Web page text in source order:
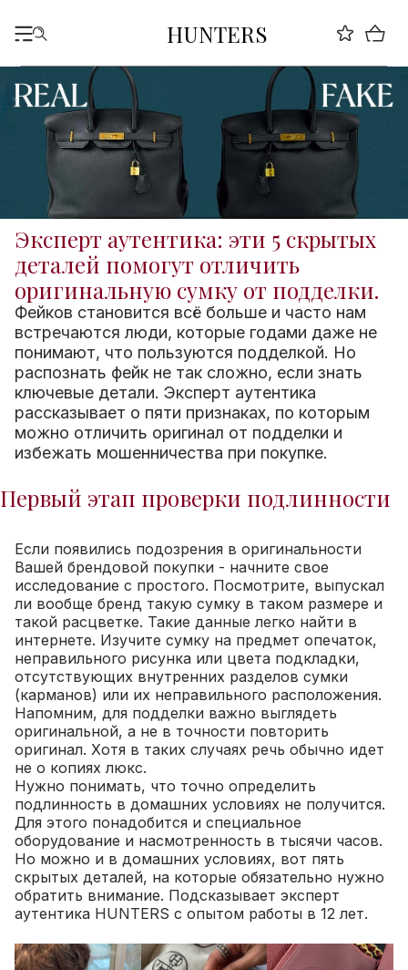
HUNTERS
Эксперт аутентика: эти 5 скрытых
деталей помогут отличить
оригинальную сумку от подделки.
Фейков становится всё больше и часто нам
встречаются люди, которые годами даже не
понимают, что пользуются подделкой. Но
распознать фейк не так сложно, если знать
ключевые детали. Эксперт аутентика
рассказывает о пяти признаках, по которым
можно отличить оригинал от подделки и
избежать мошенничества при покупке.
Первый этап проверки подлинности
Если появились подозрения в оригинальности
Вашей брендовой покупки - начните свое
исследование с простого. Посмотрите, выпускал
ли вообще бренд такую сумку в таком размере и
такой расцветке. Такие данные легко найти в
интернете. Изучите сумку на предмет опечаток,
неправильного рисунка или цвета подкладки,
отсутствующих внутренних разделов сумки
(карманов) или их неправильного расположения.
Напомним, для подделки важно выглядеть
оригинальной, а не в точности повторить
оригинал. Хотя в таких случаях речь обычно идет
не о копиях люкс.
Нужно понимать, что точно определить
подлинность в домашних условиях не получится.
Для этого понадобится и специальное
оборудование и насмотренность в тысячи часов.
Но можно и в домашних условиях, вот пять
скрытых деталей, на которые обязательно нужно
обратить внимание. Подсказывает эксперт
аутентика HUNTERS с опытом работы в 12 лет.